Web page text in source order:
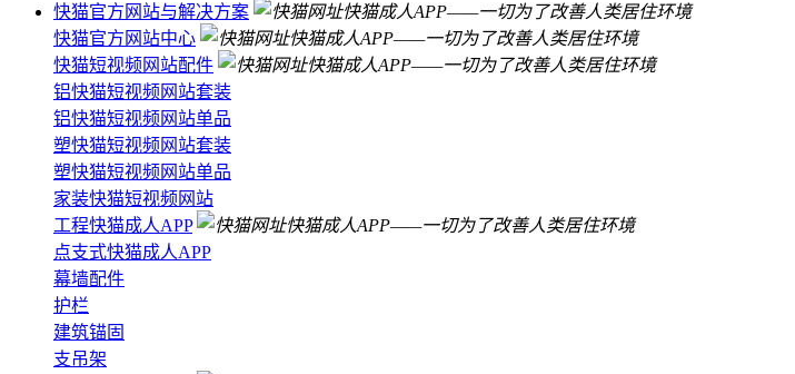
快猫官方网站与解决方案
快猫官方网站中心
快猫短视频网站配件
铝快猫短视频网站套装
铝快猫短视频网站单品
塑快猫短视频网站套装
塑快猫短视频网站单品
家装快猫短视频网站
工程快猫成人APP
点支式快猫成人APP
幕墙配件
护栏
建筑锚固
支吊架